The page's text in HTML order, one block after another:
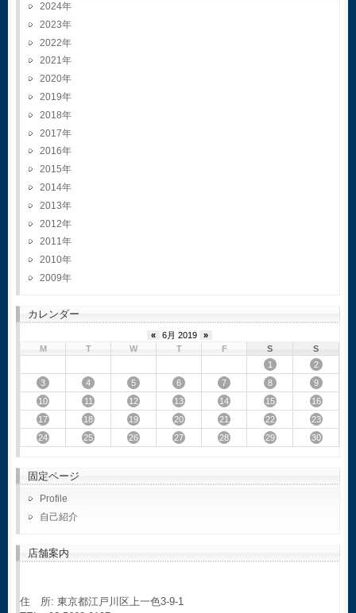
2024
2023
2022
2021
2020
2019
2018
2017
2016
2015
2014
2013
2012
2011
2010
2009
カレンダー
« 6月 2019
»
M
T W T F S
S
1
2
3
4 5 6 7 8
9
10
11 12 13 14 15
16
17
18 19 20 21 22
23
24
25 26 27 28 29 30
固定ページ
Profile
自己紹介
店舗案内
住 所: 東京都江戸川区上一色3-9-1